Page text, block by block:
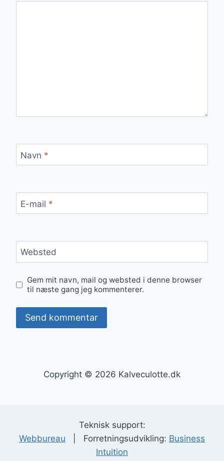
Navn *
E-mail *
Websted
Gem mit navn, mail og websted i denne browser
til næste gang jeg kommenterer.
Copyright © 2026 Kalveculotte.dk
Teknisk support:
Webbureau | Forretningsudvikling: Business
Intuition